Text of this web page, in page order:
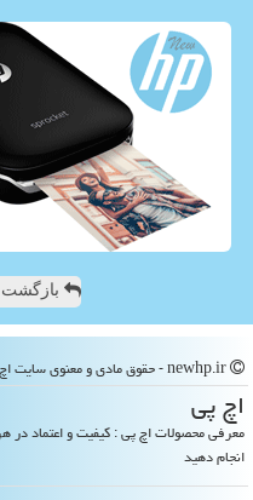
اچ پی
معرفی محصولات اچ پی : کیفیت و اعتماد در
انجام دهید